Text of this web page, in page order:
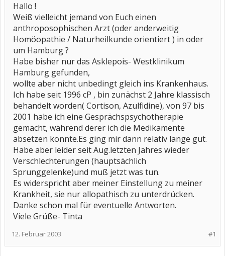
Hallo !
Weiß vielleicht jemand von Euch einen
anthroposophischen Arzt (oder anderweitig
Homöopathie / Naturheilkunde orientiert ) in oder
um Hamburg ?
Habe bisher nur das Asklepois- Westklinikum
Hamburg gefunden,
wollte aber nicht unbedingt gleich ins Krankenhaus.
Ich habe seit 1996 cP , bin zunächst 2 Jahre klassisch
behandelt worden( Cortison, Azulfidine), von 97 bis
2001 habe ich eine Gesprächspsychotherapie
gemacht, während derer ich die Medikamente
absetzen konnte.Es ging mir dann relativ lange gut.
Habe aber leider seit Aug.letzten Jahres wieder
Verschlechterungen (hauptsächlich
Sprunggelenke)und muß jetzt was tun.
Es widerspricht aber meiner Einstellung zu meiner
Krankheit, sie nur allopathisch zu unterdrücken.
Danke schon mal für eventuelle Antworten.
Viele Grüße- Tinta
#1
12. Februar 2003